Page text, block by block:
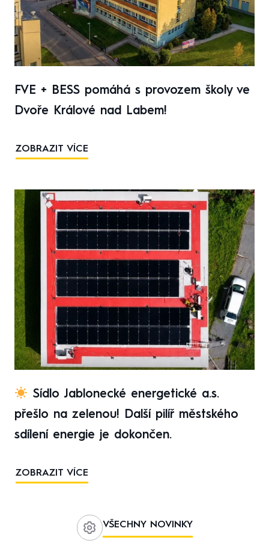
VŠECHNY NOVINKY
FVE + BESS pomáhá s provozem školy ve
Dvoře Králové nad Labem!
ZOBRAZIT VÍCE
Sídlo Jablonecké energetické a.s.
přešlo na zelenou! Další pilíř městského
sdílení energie je dokončen.
ZOBRAZIT VÍCE